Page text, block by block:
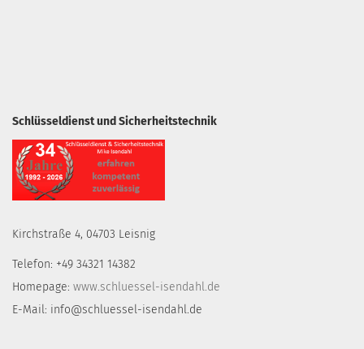
Schlüsseldienst und Sicherheitstechnik
Kirchstraße 4, 04703 Leisnig
Telefon: +49 34321 14382
Homepage: www.schluessel-isendahl.de
E-Mail: info@schluessel-isendahl.de